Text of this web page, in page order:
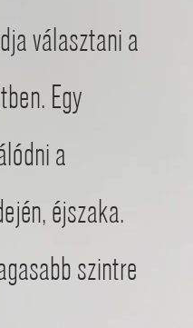
választani a
Egy
a
éjszaka.
szintre